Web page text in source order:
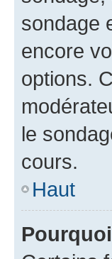
sondage
encore
options.
le
cours.
Haut